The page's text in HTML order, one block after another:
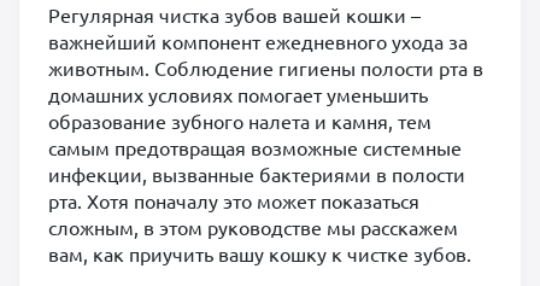
Регулярная чистка зубов вашей кошки –
важнейший компонент ежедневного ухода за
животным. Соблюдение гигиены полости рта в
домашних условиях помогает уменьшить
образование зубного налета и камня, тем
самым предотвращая возможные системные
инфекции, вызванные бактериями в полости
рта. Хотя поначалу это может показаться
сложным, в этом руководстве мы расскажем
вам, как приучить вашу кошку к чистке зубов.